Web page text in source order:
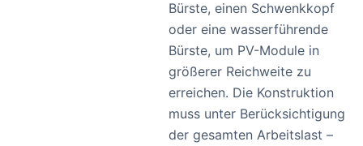
Bürste, einen Schwenkkopf
oder eine wasserführende
Bürste, um PV-Module in
größerer Reichweite zu
erreichen. Die Konstruktion
muss unter Berücksichtigung
der gesamten Arbeitslast –